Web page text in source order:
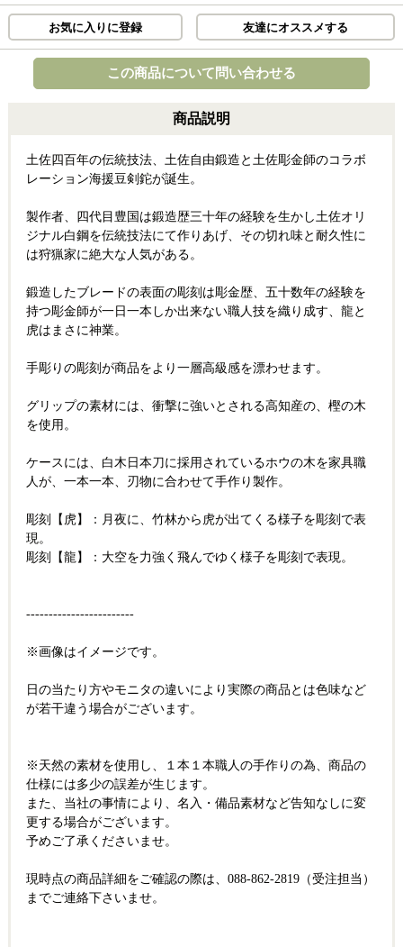
お気に入りに登録 友達にオススメする
この商品について問い合わせる
商品説明
土佐四百年の伝統技法、土佐自由鍛造と土佐彫金師のコラボ
レーション海援豆剣鉈が誕生。
製作者、四代目豊国は鍛造歴三十年の経験を生かし土佐オリ
ジナル白鋼を伝統技法にて作りあげ、その切れ味と耐久性に
は狩猟家に絶大な人気がある。
鍛造したブレードの表面の彫刻は彫金歴、五十数年の経験を
持つ彫金師が一日一本しか出来ない職人技を織り成す、龍と
虎はまさに神業。
手彫りの彫刻が商品をより一層高級感を漂わせます。
グリップの素材には、衝撃に強いとされる高知産の、樫の木
を使用。
ケースには、白木日本刀に採用されているホウの木を家具職
人が、一本一本、刃物に合わせて手作り製作。
彫刻【虎】：月夜に、竹林から虎が出てくる様子を彫刻で表
現。
彫刻【龍】：大空を力強く飛んでゆく様子を彫刻で表現。
------------------------
※画像はイメージです。
日の当たり方やモニタの違いにより実際の商品とは色味など
が若干違う場合がございます。
※天然の素材を使用し、１本１本職人の手作りの為、商品の
仕様には多少の誤差が生じます。
また、当社の事情により、名入・備品素材など告知なしに変
更する場合がございます。
予めご了承くださいませ。
現時点の商品詳細をご確認の際は、088-862-2819（受注担当）
までご連絡下さいませ。